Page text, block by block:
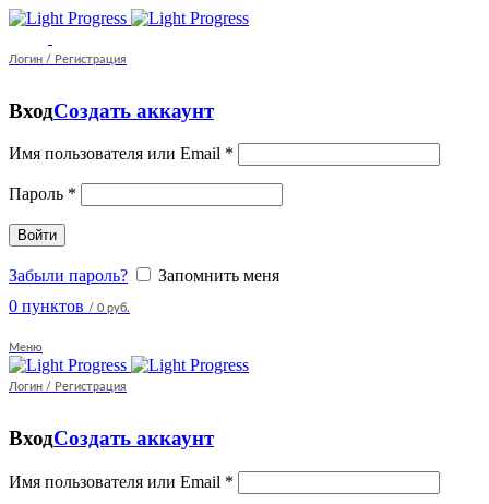
Логин / Регистрация
ВходСоздать аккаунт
Имя пользователя или Email *
Пароль *
Войти
Забыли пароль?
Запомнить меня
0 пунктов / 0 руб.
Меню
Логин / Регистрация
ВходСоздать аккаунт
Имя пользователя или Email *